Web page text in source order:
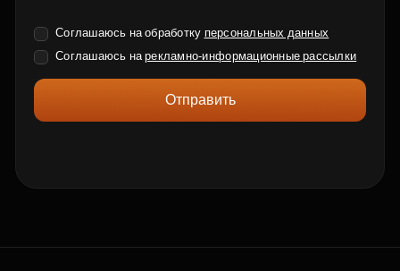
Соглашаюсь на обработку персональных данных
Соглашаюсь нарекламно-информационные рассылки
Отправить